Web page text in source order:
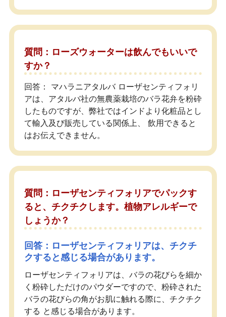
質問：ローズウォーターは飲んでもいいで
すか？
回答： マハラニアタルバ ローザセンティフォリ
アは、アタルバ社の無農薬栽培のバラ花弁を粉砕
したものですが、弊社ではインドより化粧品とし
て輸入及び販売している関係上、 飲用できると
はお伝えできません。
質問：ローザセンティフォリアでパックす
ると、チクチクします。植物アレルギーで
しょうか？
回答：ローザセンティフォリアは、チクチ
クすると感じる場合があります。
ローザセンティフォリアは、バラの花びらを細か
く粉砕しただけのパウダーですので、粉砕された
バラの花びらの角がお肌に触れる際に、チクチク
する と感じる場合があります。